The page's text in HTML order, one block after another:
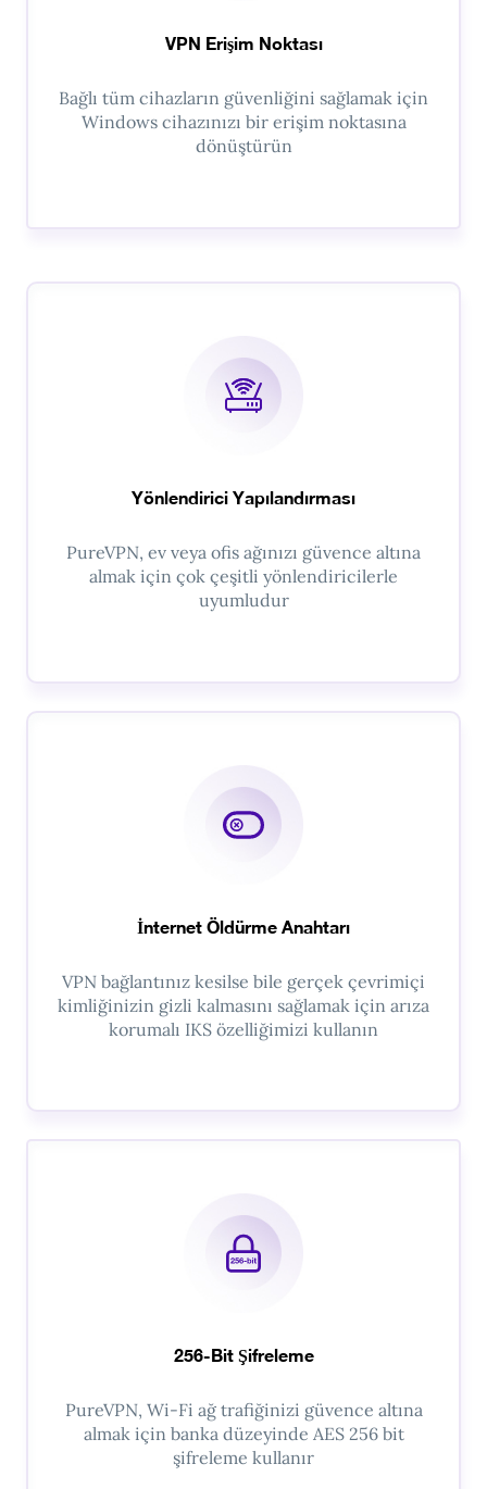
VPN Erişim Noktası
Bağlı tüm cihazların güvenliğini sağlamak için
Windows cihazınızı bir erişim noktasına
dönüştürün
Yönlendirici Yapılandırması
PureVPN, ev veya ofis ağınızı güvence altına
almak için çok çeşitli yönlendiricilerle
uyumludur
İnternet Öldürme Anahtarı
VPN bağlantınız kesilse bile gerçek çevrimiçi
kimliğinizin gizli kalmasını sağlamak için arıza
korumalı IKS özelliğimizi kullanın
256-Bit Şifreleme
PureVPN, Wi-Fi ağ trafiğinizi güvence altına
almak için banka düzeyinde AES 256 bit
şifreleme kullanır